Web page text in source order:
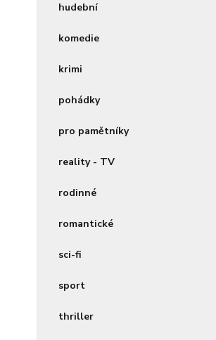
hudební
komedie
krimi
pohádky
pro pamětníky
reality - TV
rodinné
romantické
sci-fi
sport
thriller